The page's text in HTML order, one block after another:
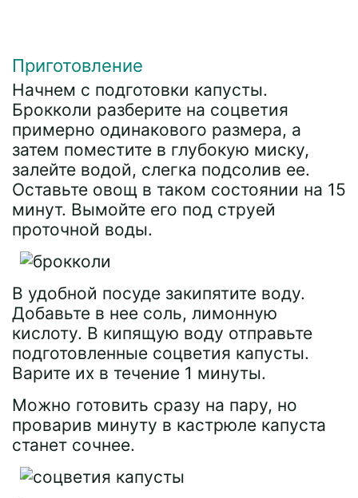
Приготовление
Начнем с подготовки капусты.
Брокколи разберите на соцветия
примерно одинакового размера, а
затем поместите в глубокую миску,
залейте водой, слегка подсолив ее.
Оставьте овощ в таком состоянии на 15
минут. Вымойте его под струей
проточной воды.
В удобной посуде закипятите воду.
Добавьте в нее соль, лимонную
кислоту. В кипящую воду отправьте
подготовленные соцветия капусты.
Варите их в течение 1 минуты.
Можно готовить сразу на пару, но
проварив минуту в кастрюле капуста
станет сочнее.